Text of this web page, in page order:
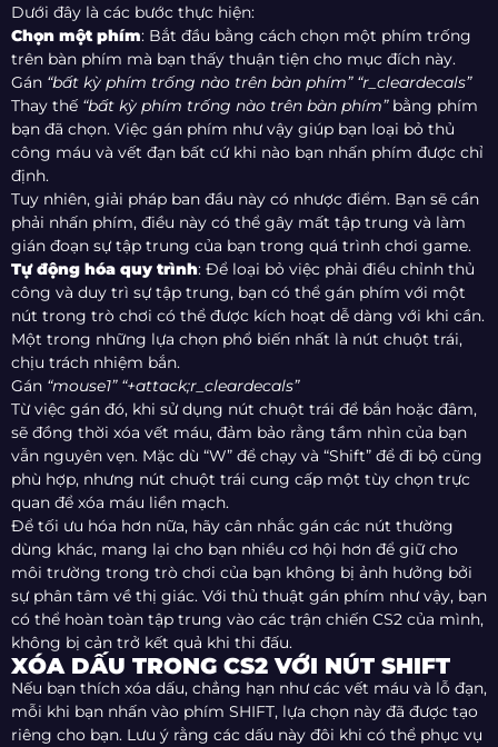
Dưới đây là các bước thực hiện:
Chọn một phím: Bắt đầu bằng cách chọn một phím trống
trên bàn phím mà bạn thấy thuận tiện cho mục đích này.
Gán “bất kỳ phím trống nào trên bàn phím” “r_cleardecals”
Thay thế “bất kỳ phím trống nào trên bàn phím”bằng phím
bạn đã chọn. Việc gán phím như vậy giúp bạn loại bỏ thủ
công máu và vết đạn bất cứ khi nào bạn nhấn phím được chỉ
định.
Tuy nhiên, giải pháp ban đầu này có nhược điểm. Bạn sẽ cần
phải nhấn phím, điều này có thể gây mất tập trung và làm
gián đoạn sự tập trung của bạn trong quá trình chơi game.
Tự động hóa quy trình: Để loại bỏ việc phải điều chỉnh thủ
công và duy trì sự tập trung, bạn có thể gán phím với một
nút trong trò chơi có thể được kích hoạt dễ dàng với khi cần.
Một trong những lựa chọn phổ biến nhất là nút chuột trái,
chịu trách nhiệm bắn.
Gán “mouse1” “+attack;r_cleardecals”
Từ việc gán đó, khi sử dụng nút chuột trái để bắn hoặc đâm,
sẽ đồng thời xóa vết máu, đảm bảo rằng tầm nhìn của bạn
vẫn nguyên vẹn. Mặc dù “W” để chạy và “Shift” để đi bộ cũng
phù hợp, nhưng nút chuột trái cung cấp một tùy chọn trực
quan để xóa máu liền mạch.
Để tối ưu hóa hơn nữa, hãy cân nhắc gán các nút thường
dùng khác, mang lại cho bạn nhiều cơ hội hơn để giữ cho
môi trường trong trò chơi của bạn không bị ảnh hưởng bởi
sự phân tâm về thị giác. Với thủ thuật gán phím như vậy, bạn
có thể hoàn toàn tập trung vào các trận chiến CS2 của mình,
không bị cản trở kết quả khi thi đấu.
XÓA DẤU TRONG CS2 VỚI NÚT SHIFT
Nếu bạn thích xóa dấu, chẳng hạn như các vết máu và lỗ đạn,
mỗi khi bạn nhấn vào phím SHIFT, lựa chọn này đã được tạo
riêng cho bạn. Lưu ý rằng các dấu này đôi khi có thể phục vụ